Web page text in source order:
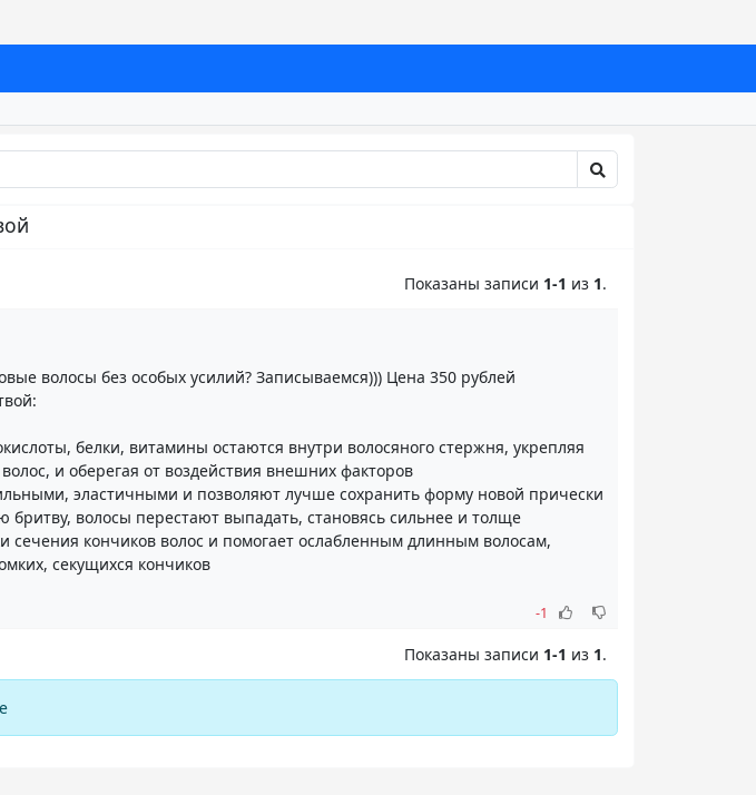
Показаны записи 1-1 из 1.
волосы без особых усилий? Записываемся))) Цена 350 рублей
белки, витамины остаются внутри волосяного стержня, укрепляя
и оберегая от воздействия внешних факторов
эластичными и позволяют лучше сохранить форму новой прически
бритву, волосы перестают выпадать, становясь сильнее и толще
сечения кончиков волос и помогает ослабленным длинным волосам,
секущихся кончиков
-1
Показаны записи 1-1 из 1.